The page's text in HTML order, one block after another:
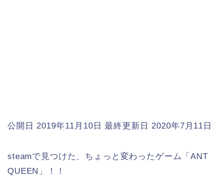
公開日 2019年11月10日最終更新日 2020年7月11日
steamで見つけた、ちょっと変わったゲーム「ANT
QUEEN」！！